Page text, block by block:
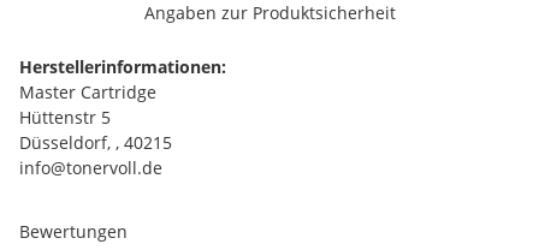
Angaben zur Produktsicherheit
Herstellerinformationen:
Master Cartridge
Hüttenstr 5
Düsseldorf, , 40215
info@tonervoll.de
Bewertungen